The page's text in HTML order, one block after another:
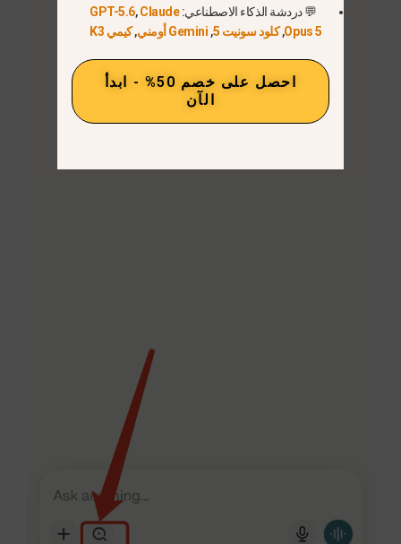
💬 دردشة الذكاء الاصطناعي: GPT-5.6,Claude
Opus 5
,كلود سونيت 5 , Gemini أومني ,كيمي K3
احصل على خصم 50% - ابدأ
الآن